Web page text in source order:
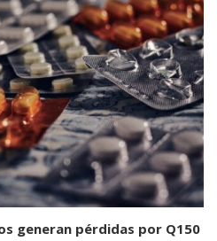
generan pérdidas por Q150